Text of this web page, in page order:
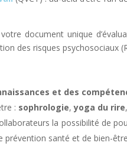
document unique
des risques psychosociaux
et des
: sophrologie,yoga du rire,
la possibilité de
prévention santé et de bien-